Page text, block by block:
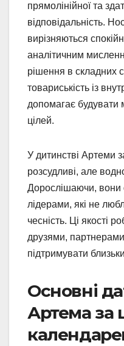
прямолінійної та
відповідальність.
вирізняються
аналітичним
рішення в складних
товариськість із
допомагає будувати
цілей.
У дитинстві Артеми
розсудливі, але
Дорослішаючи, вони
лідерами, які не
чесність. Ці якості
друзями,
підтримувати
Основні
Артема за